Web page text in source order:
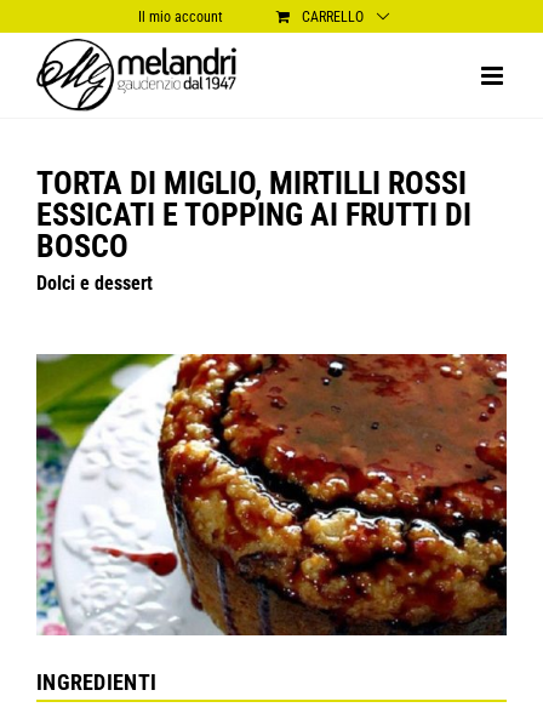
al
contenuto
Il mio account CARRELLO
TORTA DI MIGLIO, MIRTILLI ROSSI
ESSICATI E TOPPING AI FRUTTI DI
BOSCO
Dolci e dessert
INGREDIENTI